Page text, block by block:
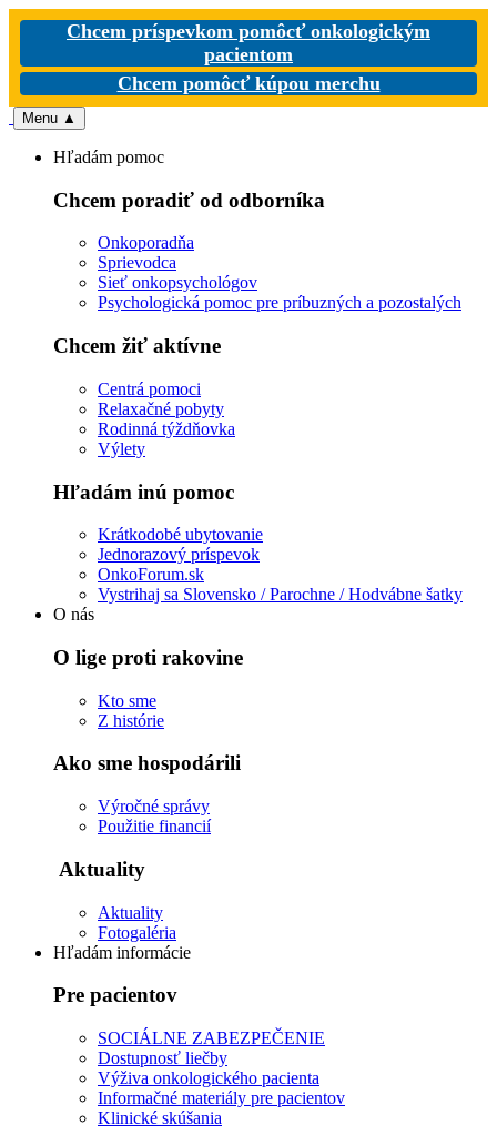
Chcem príspevkom pomôcť onkologickým
pacientom
Chcem pomôcť kúpou merchu
Menu ▲
Hľadám pomoc
Chcem poradiť od odborníka
Onkoporadňa
Sprievodca
Sieť onkopsychológov
Psychologická pomoc pre príbuzných a pozostalých
Chcem žiť aktívne
Centrá pomoci
Relaxačné pobyty
Rodinná týždňovka
Výlety
Hľadám inú pomoc
Krátkodobé ubytovanie
Jednorazový príspevok
OnkoForum.sk
Vystrihaj sa Slovensko / Parochne / Hodvábne šatky
O nás
O lige proti rakovine
Kto sme
Z histórie
Ako sme hospodárili
Výročné správy
Použitie financií
Aktuality
Aktuality
Fotogaléria
Hľadám informácie
Pre pacientov
SOCIÁLNE ZABEZPEČENIE
Dostupnosť liečby
Výživa onkologického pacienta
Informačné materiály pre pacientov
Klinické skúšania